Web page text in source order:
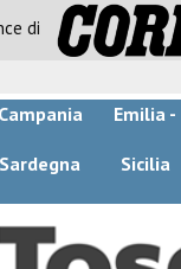
di
Campania
Emilia -
Sardegna
Sicilia